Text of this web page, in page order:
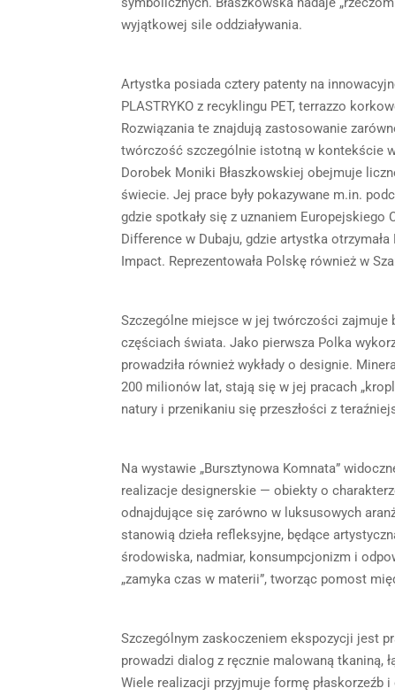
wyjątkowej sile oddziaływania.
Artystka posiada cztery patenty na
PLASTRYKO z recyklingu PET, terrazzo
Rozwiązania te znajdują zastosowanie
twórczość szczególnie istotną w kontekście
Dorobek Moniki Błaszkowskiej obejmuje
świecie. Jej prace były pokazywane m.in.
gdzie spotkały się z uznaniem Europejskiego
Difference w Dubaju, gdzie artystka
Impact. Reprezentowała Polskę również w
Szczególne miejsce w jej twórczości zajmuje
częściach świata. Jako pierwsza Polka
prowadziła również wykłady o designie.
200 milionów lat, stają się w jej pracach
natury i przenikaniu się przeszłości z
Na wystawie „Bursztynowa Komnata”
realizacje designerskie — obiekty o
odnajdujące się zarówno w luksusowych
stanowią dzieła refleksyjne, będące
środowiska, nadmiar, konsumpcjonizm i
„zamyka czas w materii”, tworząc pomost
Szczególnym zaskoczeniem ekspozycji jest
prowadzi dialog z ręcznie malowaną tkaniną,
Wiele realizacji przyjmuje formę